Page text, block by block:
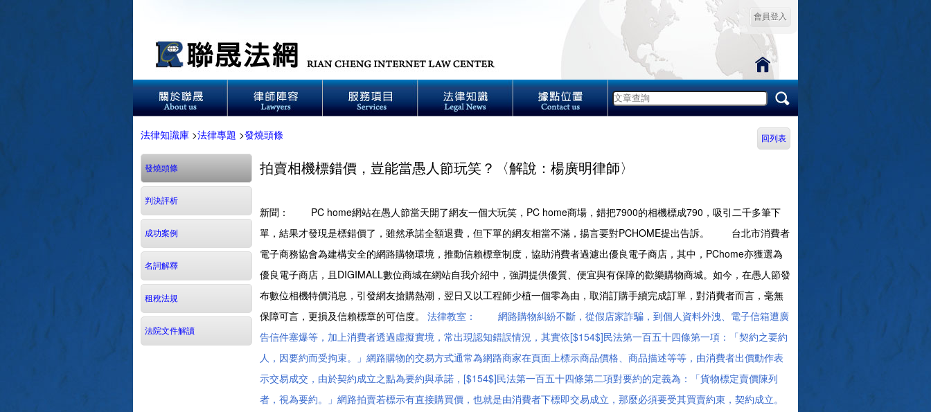
會員登入
法律知識庫 >法律專題 >發燒頭條 回列表
發燒頭條
判決評析
成功案例
名詞解釋
租稅法規
法院文件解讀
拍賣相機標錯價，豈能當愚人節玩笑？〈解說：楊廣明律師〉
新聞： PC home網站在愚人節當天開了網友一個大玩笑，PC home商場，錯把7900的相機標成790，吸引二千多筆下
單，結果才發現是標錯價了，雖然承諾全額退費，但下單的網友相當不滿，揚言要對PCHOME提出告訴。 台北市消費者
電子商務協會為建構安全的網路購物環境，推動信賴標章制度，協助消費者過濾出優良電子商店，其中，PChome亦獲選為
優良電子商店，且DIGIMALL數位商城在網站自我介紹中，強調提供優質、便宜與有保障的歡樂購物商城。如今，在愚人節發
布數位相機特價消息，引發網友搶購熱潮，翌日又以工程師少植一個零為由，取消訂購手續完成訂單，對消費者而言，毫無
保障可言，更損及信賴標章的可信度。 法律教室： 網路購物糾紛不斷，從假店家詐騙，到個人資料外洩、電子信箱遭廣
告信件塞爆等，加上消費者透過虛擬實境，常出現認知錯誤情況，其實依[$154$]民法第一百五十四條第一項：「契約之要約
人，因要約而受拘束。」網路購物的交易方式通常為網路商家在頁面上標示商品價格、商品描述等等，由消費者出價動作表
示交易成交，由於契約成立之點為要約與承諾，[$154$]民法第一百五十四條第二項對要約的定義為：「貨物標定賣價陳列
者，視為要約。」網路拍賣若標示有直接購買價，也就是由消費者下標即交易成立，那麼必須要受其買賣約束，契約成立。